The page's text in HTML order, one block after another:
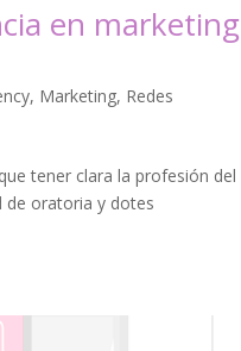
en marketing
, Marketing, Redes
tener clara la profesión del
de oratoria y dotes